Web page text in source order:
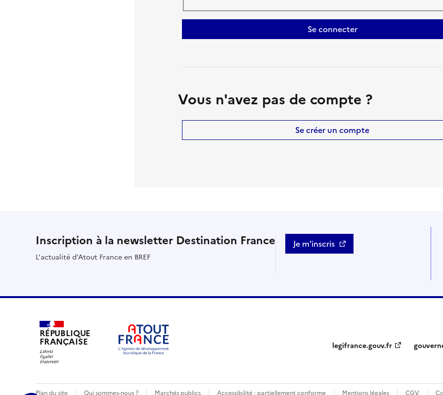
Se connecter
Vous n'avez pas de compte ?
Se créer un compte
Inscription à la newsletter Destination France
L'actualité d'Atout France en BREF
Je m'inscris
RÉPUBLIQUE
FRANÇAISE legifrance.gouv.fr
Plan du site Qui sommes-nous ? Marchés publics Accessibilité : partiellement conforme Mentions légales CGV